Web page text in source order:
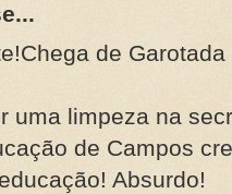
de
uma limpeza na
de Campos
Absurdo!